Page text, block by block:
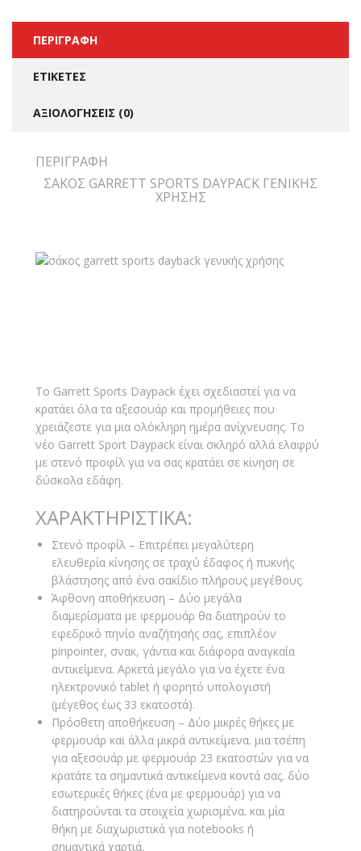
ΠΕΡΙΓΡΑΦΉ
ΕΤΙΚΈΤΕΣ
ΑΞΙΟΛΟΓΉΣΕΙΣ (0)
ΠΕΡΙΓΡΑΦΉ
ΣΑΚΟΣ GARRETT SPORTS DAYPACK ΓΕΝΙΚΗΣ
ΧΡΗΣΗΣ
Το Garrett Sports Daypack έχει σχεδιαστεί για να
κρατάει όλα τα αξεσουάρ και προμήθειες που
χρειάζεστε για μια ολόκληρη ημέρα ανίχνευσης. Το
νέο Garrett Sport Daypack είναι σκληρό αλλά ελαφρύ
με στενό προφίλ για να σας κρατάει σε κίνηση σε
δύσκολα εδάφη.
ΧΑΡΑΚΤΗΡΙΣΤΙΚΑ:
Στενό προφίλ – Επιτρέπει μεγαλύτερη
ελευθερία κίνησης σε τραχύ έδαφος ή πυκνής
βλάστησης από ένα σακίδιο πλήρους μεγέθους.
Άφθονη αποθήκευση – Δύο μεγάλα
διαμερίσματα με φερμουάρ θα διατηρούν το
εφεδρικό πηνίο αναζήτησής σας, επιπλέον
pinpointer, σνακ, γάντια και διάφορα αναγκαία
αντικείμενα. Αρκετά μεγάλο για να έχετε ένα
ηλεκτρονικό tablet ή φορητό υπολογιστή
(μέγεθος έως 33 εκατοστά).
Πρόσθετη αποθήκευση – Δύο μικρές θήκες με
φερμουάρ και άλλα μικρά αντικείμενα. μια τσέπη
για αξεσουάρ με φερμουάρ 23 εκατοστών για να
κρατάτε τα σημαντικά αντικείμενα κοντά σας. δύο
εσωτερικές θήκες (ένα με φερμουάρ) για να
διατηρούνται τα στοιχεία χωρισμένα. και μία
θήκη με διαχωριστικά για notebooks ή
σημαντικά χαρτιά.